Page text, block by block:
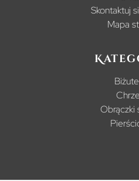
Skontaktuj
Mapa
Obrączki